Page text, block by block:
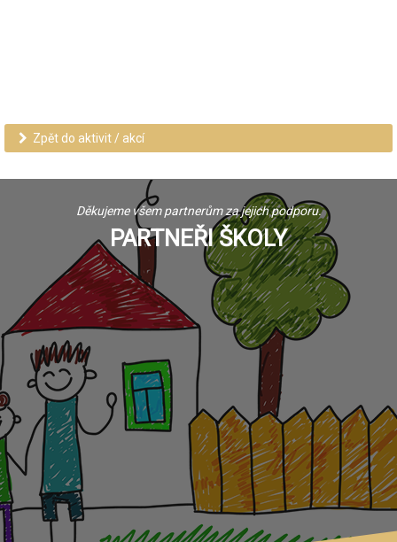
Zpět do aktivit / akcí
Děkujeme všem partnerům za jejich podporu.
PARTNEŘI ŠKOLY